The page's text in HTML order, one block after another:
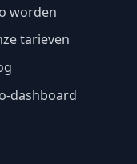
worden
tarieven
dashboard